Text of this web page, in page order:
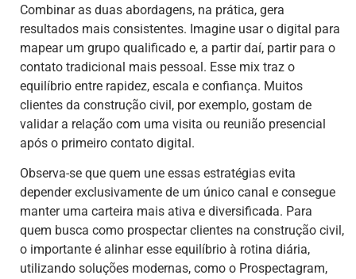
Combinar as duas abordagens, na prática, gera
resultados mais consistentes. Imagine usar o digital para
mapear um grupo qualificado e, a partir daí, partir para o
contato tradicional mais pessoal. Esse mix traz o
equilíbrio entre rapidez, escala e confiança. Muitos
clientes da construção civil, por exemplo, gostam de
validar a relação com uma visita ou reunião presencial
após o primeiro contato digital.
Observa-se que quem une essas estratégias evita
depender exclusivamente de um único canal e consegue
manter uma carteira mais ativa e diversificada. Para
quem busca como prospectar clientes na construção civil,
o importante é alinhar esse equilíbrio à rotina diária,
utilizando soluções modernas, como o Prospectagram,